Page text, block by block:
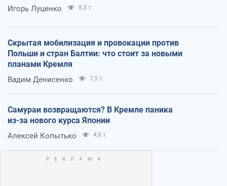
Игорь Луценко 8,3 т.
Скрытая мобилизация и провокации против
Польши и стран Балтии: что стоит за новыми
планами Кремля
Вадим Денисенко 7,5 т.
Самураи возвращаются? В Кремле паника
из-за нового курса Японии
Алексей Копытько 4,8 т.